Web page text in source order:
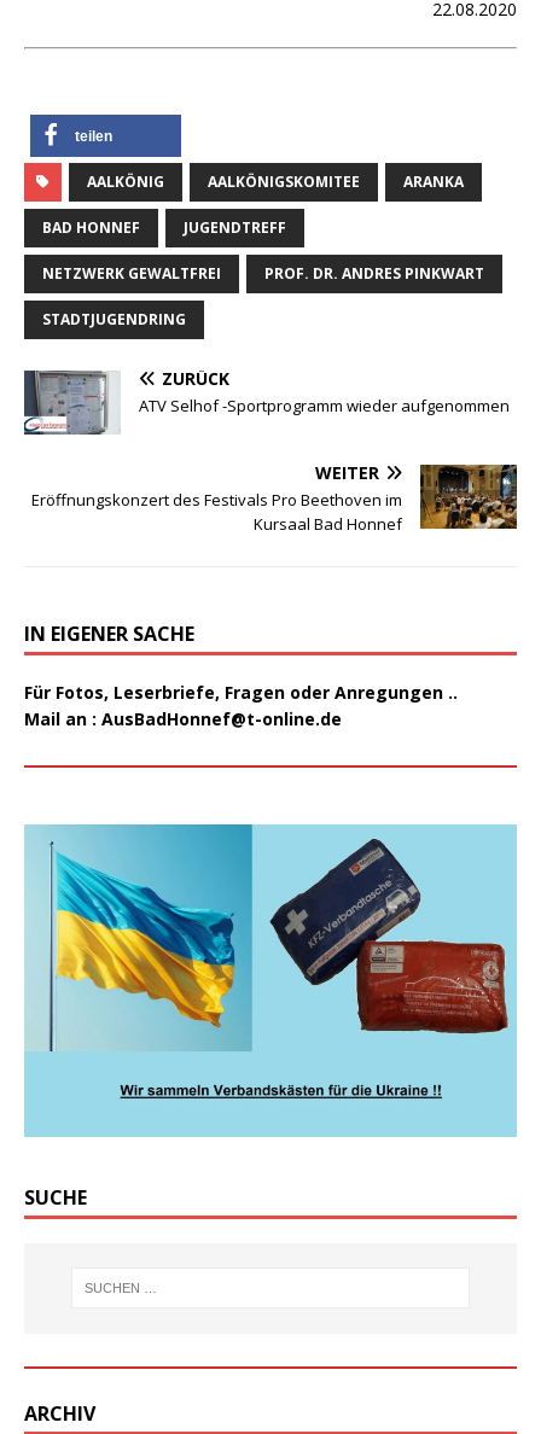
22.08.2020
teilen
AALKÖNIG AALKÖNIGSKOMITEE ARANKA
BAD HONNEF JUGENDTREFF
NETZWERK GEWALTFREI PROF. DR. ANDRES PINKWART
STADTJUGENDRING
ZURÜCK
ATV Selhof -Sportprogramm wieder aufgenommen
WEITER
Eröffnungskonzert des Festivals Pro Beethoven im
Kursaal Bad Honnef
IN EIGENER SACHE
Für Fotos, Leserbriefe, Fragen oder Anregungen ..
Mail an : AusBadHonnef@t-online.de
SUCHE
ARCHIV